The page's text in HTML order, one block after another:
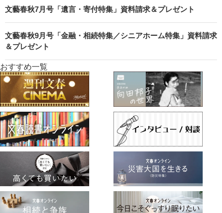
文藝春秋7月号「遺言・寄付特集」資料請求＆プレゼント
文藝春秋9月号「金融・相続特集／シニアホーム特集」資料請求
＆プレゼント
おすすめ一覧